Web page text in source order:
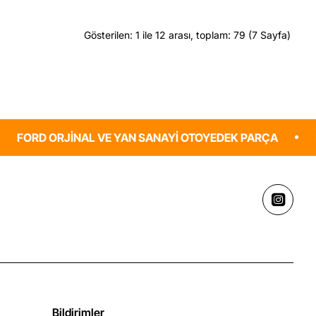
Radyator
Yedek
Gösterilen: 1 ile 12 arası, toplam: 79 (7 Sayfa)
ORJINAL VE YAN SANAYI OTOYEDEK PARÇA Ford
Bildirimler